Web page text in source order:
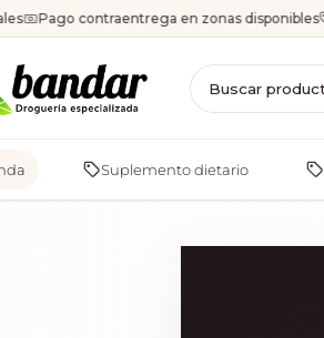
Saltar
al
Pago contraentrega en zonas disponibles
Suplemento dietario